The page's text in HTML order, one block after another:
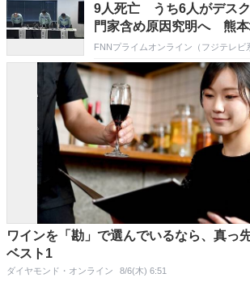
9人死亡 うち6人がデス
門家含め原因究明へ 熊
FNNプライムオンライン（フジテレビ
ワインを「勘」で選んでいるなら、真っ
ベスト1
ダイヤモンド・オンライン 8/6(木) 6:51